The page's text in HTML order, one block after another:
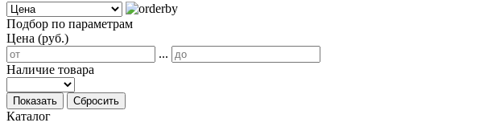
Подбор по параметрам
Цена (руб.)
...
Наличие товара
Показать Сбросить
Каталог